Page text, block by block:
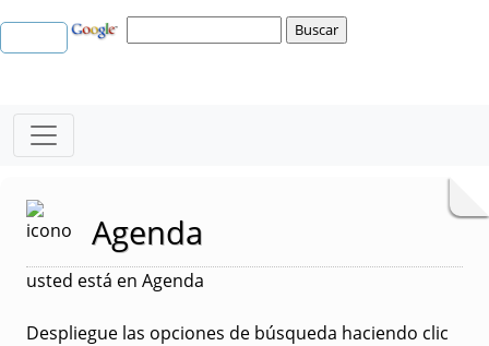
Agenda
usted está en Agenda
Despliegue las opciones de búsqueda haciendo clic